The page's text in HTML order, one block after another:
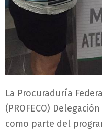
La Procuraduría
(PROFECO)
como parte del